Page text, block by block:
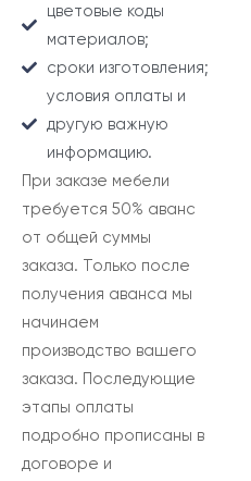
цветовые коды
материалов;
сроки изготовления;
условия оплаты и
другую важную
информацию.
При заказе мебели
требуется 50% аванс
от общей суммы
заказа. Только после
получения аванса мы
начинаем
производство вашего
заказа. Последующие
этапы оплаты
подробно прописаны в
договоре и